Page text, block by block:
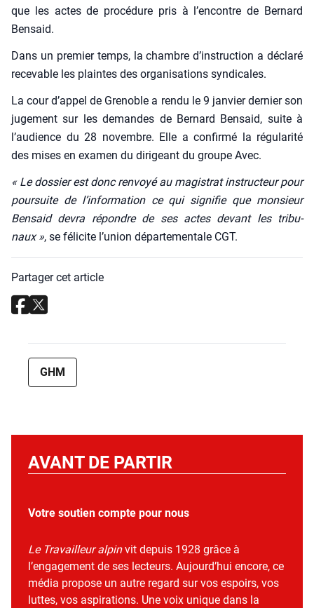
que les actes de pro­cé­dure pris à l’encontre de Ber­nard
Ben­said.
Dans un pre­mier temps, la chambre d’instruction a décla­ré
rece­vable les plaintes des orga­ni­sa­tions syn­di­cales.
La cour d’appel de Gre­noble a ren­du le 9 jan­vier der­nier son
juge­ment sur les demandes de Ber­nard Ben­said, suite à
l’audience du 28 novembre. Elle a confir­mé la régu­la­ri­té
des mises en exa­men du diri­geant du groupe Avec.
« Le dos­sier est donc ren­voyé au magis­trat ins­truc­teur pour
pour­suite de l’information ce qui signi­fie que mon­sieur
Ben­said devra répondre de ses actes devant les tri­bu­
naux », se féli­cite l’union dépar­te­men­tale CGT.
Partager cet article
GHM
AVANT DE PARTIR
Votre soutien compte pour nous
Le Travailleur alpinvit depuis 1928 grâce à
l’engagement de ses lecteurs. Aujourd’hui encore, ce
média propose un autre regard sur vos espoirs, vos
luttes, vos aspirations. Une voix unique dans la